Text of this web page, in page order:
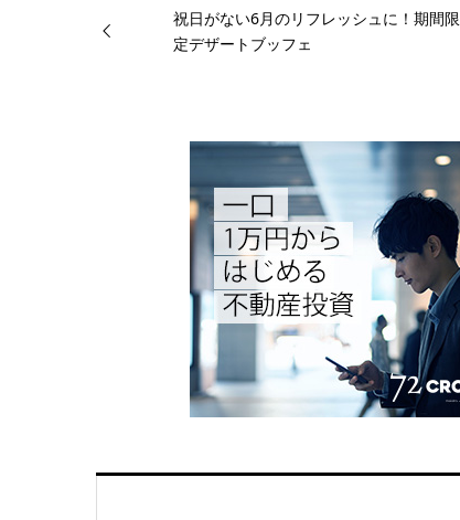
祝日がない6月のリフレッシュに！期間限
定デザートブッフェ